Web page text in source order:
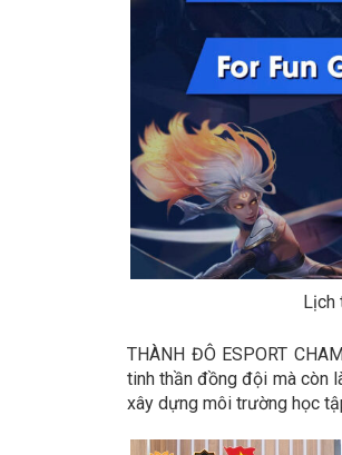
Lịch
THÀNH ĐÔ ESPORT
tinh thần đồng đội mà còn
xây dựng môi trường học